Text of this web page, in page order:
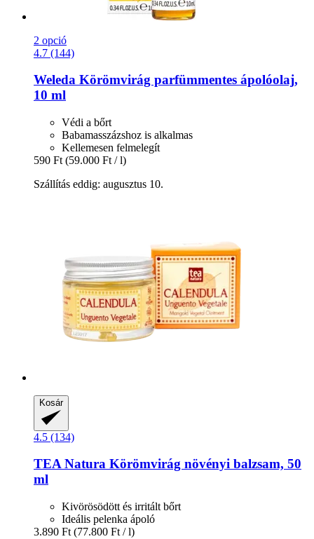
2 opció
4.7 (144)
Weleda Körömvirág parfümmentes ápolóolaj,
10 ml
Védi a bőrt
Babamasszázshoz is alkalmas
Kellemesen felmelegít
590 Ft (59.000 Ft / l)
Szállítás eddig: augusztus 10.
Kosár
4.5 (134)
TEA Natura Körömvirág növényi balzsam, 50
ml
Kivörösödött és irritált bőrt
Ideális pelenka ápoló
3.890 Ft (77.800 Ft / l)